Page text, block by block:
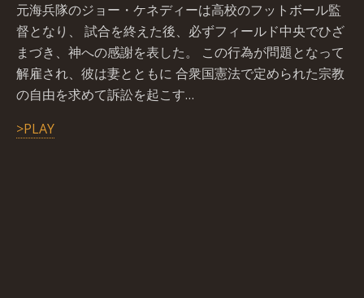
元海兵隊のジョー・ケネディーは高校のフットボール監
督となり、 試合を終えた後、必ずフィールド中央でひざ
まづき、神への感謝を表した。 この行為が問題となって
解雇され、彼は妻とともに 合衆国憲法で定められた宗教
の自由を求めて訴訟を起こす…
>PLAY